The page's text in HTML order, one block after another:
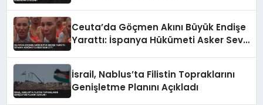
Ceuta’da Göçmen Akını Büyük Endişe
Yarattı: İspanya Hükümeti Asker Sevk
İsrail, Nablus’ta Filistin Topraklarını
Genişletme Planını Açıkladı